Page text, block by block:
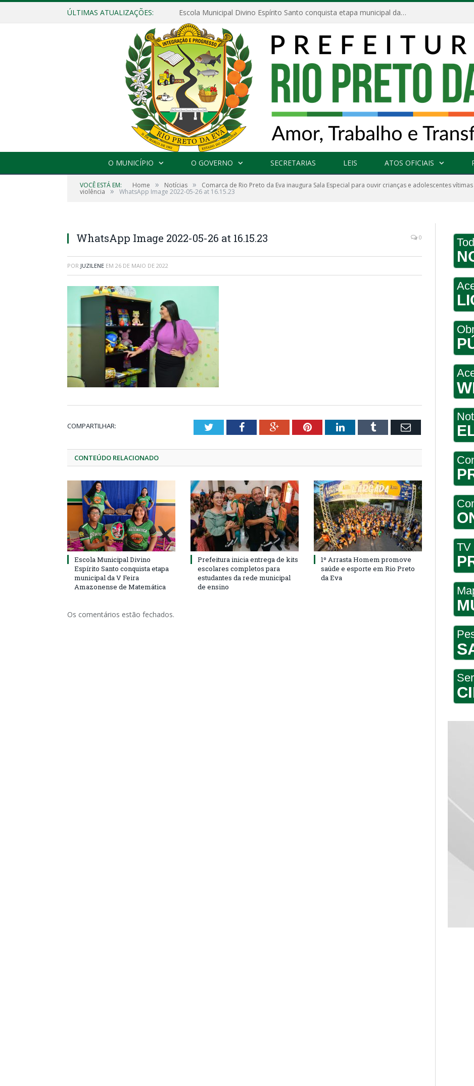
ÚLTIMAS ATUALIZAÇÕES: Escola Municipal Divino Espírito Santo conquista etapa municipal da V Feira Amazonense de Matemática
O MUNICÍPIO O GOVERNO SECRETARIAS LEIS ATOS OFICIAIS
VOCÊ ESTÁ EM: Home » Notícias » Comarca de Rio Preto da Eva inaugura Sala Especial para ouvir crianças e adolescentes
violência » WhatsApp Image 2022-05-26 at 16.15.23
WhatsApp Image 2022-05-26 at 16.15.23 0
POR JUZILENE EM 26 DE MAIO DE 2022
COMPARTILHAR: TwitterFacebookGoogle+PinterestLinkedInTumblr Email
CONTEÚDO RELACIONADO
Escola Municipal Divino
Espírito Santo conquista etapa
municipal da V Feira
Amazonense de Matemática
Prefeitura inicia entrega de kits
escolares completos para
estudantes da rede municipal
de ensino
1º Arrasta Homem promove
saúde e esporte em Rio Preto
da Eva
Os comentários estão fechados.
TV